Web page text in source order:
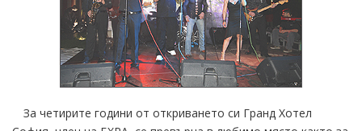
За четирите години от откриването си Гранд Хотел